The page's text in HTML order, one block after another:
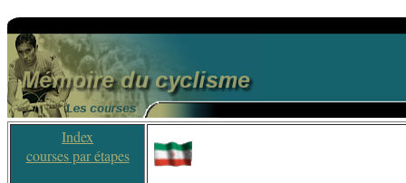
Index
courses par étapes